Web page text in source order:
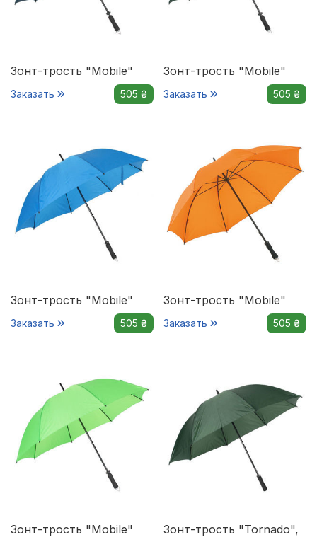
Зонт-трость "Mobile"
Заказать 505 ₴
Зонт-трость "Mobile"
Заказать 505 ₴
Зонт-трость "Mobile"
Заказать 505 ₴
Зонт-трость "Mobile"
Заказать 505 ₴
Зонт-трость "Mobile"
Зонт-трость "Tornado",